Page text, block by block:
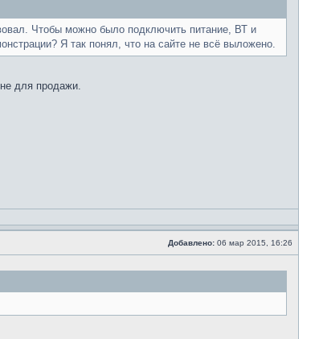
Чтобы можно было подключить питание, ВТ и
Я так понял, что на сайте не всё выложено.
для продажи.
Добавлено: 06 мар 2015, 16:26